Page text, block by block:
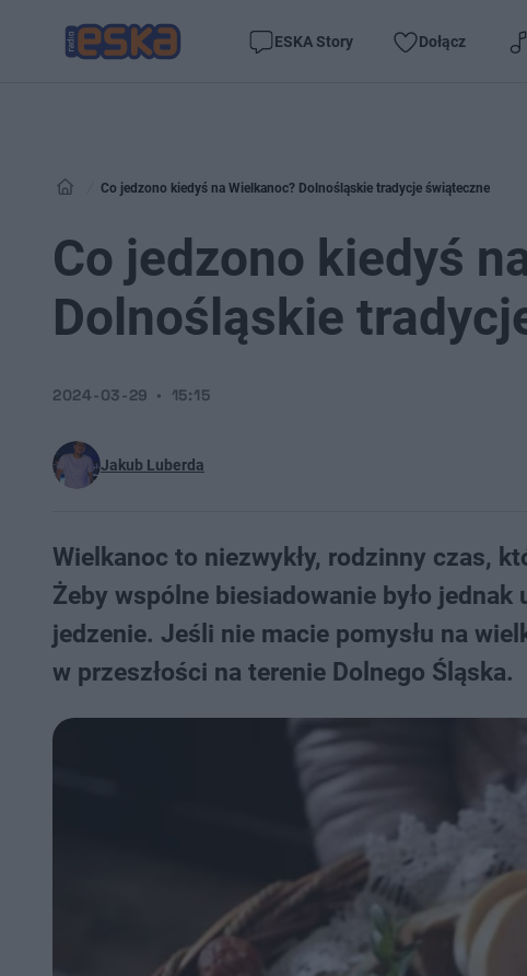
ESKA Story Dołącz
Co jedzono kiedyś na Wielkanoc? Dolnośląskie tradycje świąteczne
Co jedzono kiedyś
Dolnośląskie
Jakub Luberda
2024-03-29 15:15
Wielkanoc to niezwykły, rodzinny czas,
Żeby wspólne biesiadowanie było
jedzenie. Jeśli nie macie pomysłu na
w przeszłości na terenie Dolnego Śląska.